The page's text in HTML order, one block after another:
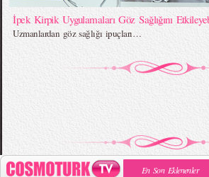
İpek Kirpik Uygulamaları Göz Sağlığını
Uzmanlardan göz sağlığı ipuçları…
En Son Eklenenler